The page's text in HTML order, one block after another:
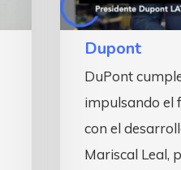
Dupont
DuPont
impulsando el
con el
Mariscal Leal,